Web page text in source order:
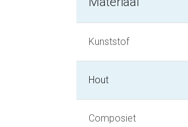
Kunststof
Hout
Composiet